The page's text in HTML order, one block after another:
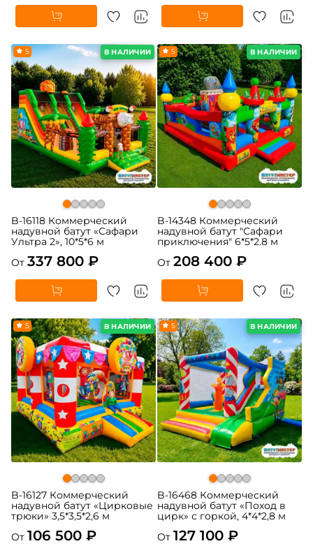
В НАЛИЧИИ
5
B-16118 Коммерческий
надувной батут «Сафари
Ультра 2», 10*5*6 м
От 337 800 ₽
В НАЛИЧИИ
5
B-14348 Коммерческий
надувной батут "Сафари
приключения" 6*5*2.8 м
От 208 400 ₽
В НАЛИЧИИ
5
B-16127 Коммерческий
надувной батут «Цирковые
трюки» 3,5*3,5*2,6 м
От 106 500 ₽
В НАЛИЧИИ
5
B-16468 Коммерческий
надувной батут «Поход в
цирк» с горкой, 4*4*2,8 м
От 127 100 ₽